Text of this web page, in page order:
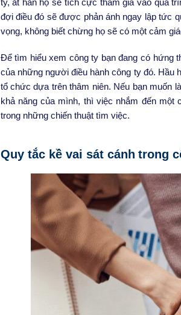
đợi điều đó sẽ được phản ánh ngay lập tức
vọng, không biết chừng họ sẽ có một cảm
Để tìm hiểu xem công ty bạn đang có hứng
của những người điều hành công ty đó. Hầu
tổ chức dựa trên thâm niên. Nếu bạn muốn
khả năng của mình, thì việc nhắm đến
trong những chiến thuật tìm việc.
Quy tắc kềvai sát cánh trong